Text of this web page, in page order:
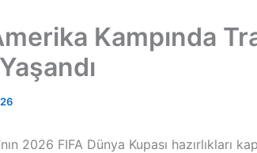
Kampında
2026 FIFA Dünya Kupası hazırlıkları